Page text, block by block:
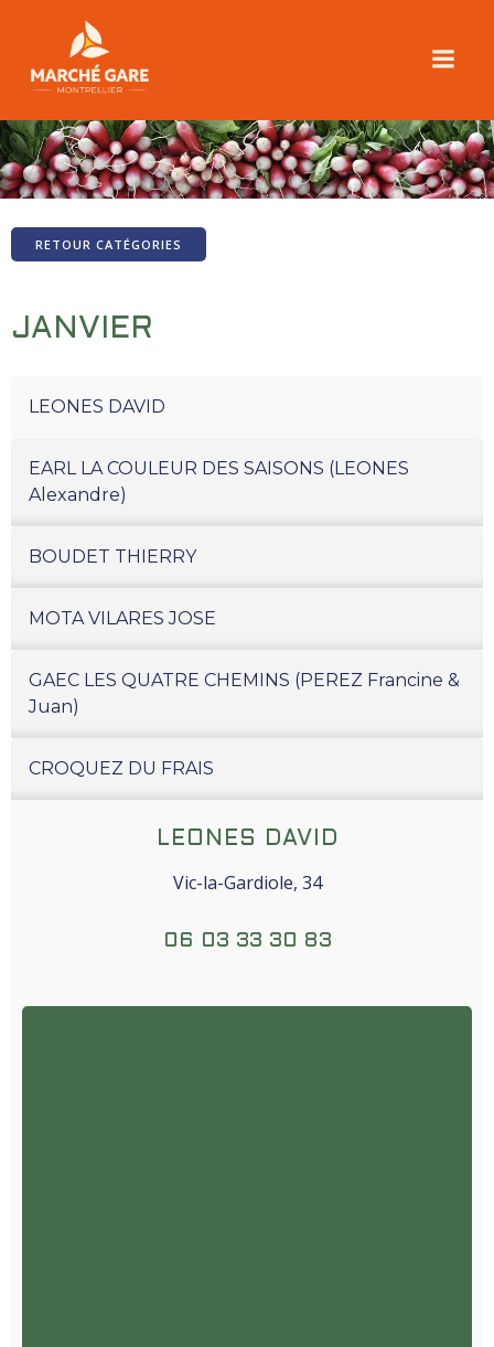
RADIS
RETOUR CATÉGORIES
JANVIER
LEONES DAVID
EARL LA COULEUR DES SAISONS (LEONES
Alexandre)
BOUDET THIERRY
MOTA VILARES JOSE
GAEC LES QUATRE CHEMINS (PEREZ Francine &
Juan)
CROQUEZ DU FRAIS
LEONES DAVID
Vic-la-Gardiole, 34
06 03 33 30 83